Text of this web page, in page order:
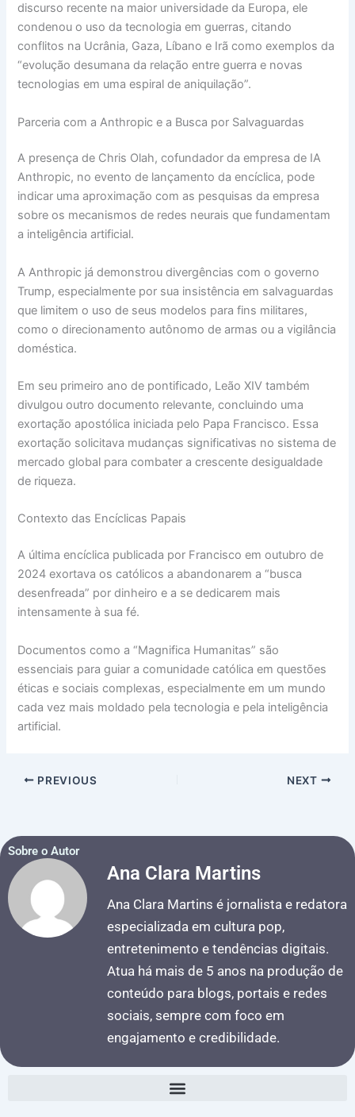
discurso recente na maior universidade da Europa, ele
condenou o uso da tecnologia em guerras, citando
conflitos na Ucrânia, Gaza, Líbano e Irã como exemplos da
“evolução desumana da relação entre guerra e novas
tecnologias em uma espiral de aniquilação”.
Parceria com a Anthropic e a Busca por Salvaguardas
A presença de Chris Olah, cofundador da empresa de IA
Anthropic, no evento de lançamento da encíclica, pode
indicar uma aproximação com as pesquisas da empresa
sobre os mecanismos de redes neurais que fundamentam
a inteligência artificial.
A Anthropic já demonstrou divergências com o governo
Trump, especialmente por sua insistência em salvaguardas
que limitem o uso de seus modelos para fins militares,
como o direcionamento autônomo de armas ou a vigilância
doméstica.
Em seu primeiro ano de pontificado, Leão XIV também
divulgou outro documento relevante, concluindo uma
exortação apostólica iniciada pelo Papa Francisco. Essa
exortação solicitava mudanças significativas no sistema de
mercado global para combater a crescente desigualdade
de riqueza.
Contexto das Encíclicas Papais
A última encíclica publicada por Francisco em outubro de
2024 exortava os católicos a abandonarem a “busca
desenfreada” por dinheiro e a se dedicarem mais
intensamente à sua fé.
Documentos como a “Magnifica Humanitas” são
essenciais para guiar a comunidade católica em questões
éticas e sociais complexas, especialmente em um mundo
cada vez mais moldado pela tecnologia e pela inteligência
artificial.
PREVIOUS NEXT
Sobre o Autor
Ana Clara Martins
Ana Clara Martins é jornalista e redatora
especializada em cultura pop,
entretenimento e tendências digitais.
Atua há mais de 5 anos na produção de
conteúdo para blogs, portais e redes
sociais, sempre com foco em
engajamento e credibilidade.